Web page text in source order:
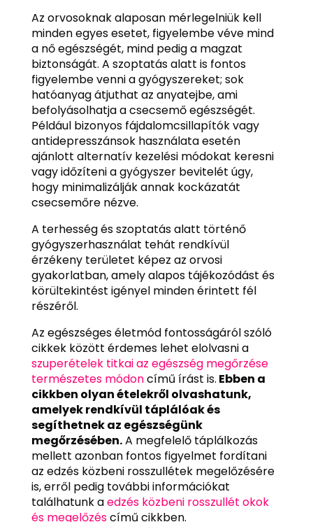
Az orvosoknak alaposan mérlegelniük kell
minden egyes esetet, figyelembe véve mind
a nő egészségét, mind pedig a magzat
biztonságát. A szoptatás alatt is fontos
figyelembe venni a gyógyszereket; sok
hatóanyag átjuthat az anyatejbe, ami
befolyásolhatja a csecsemő egészségét.
Például bizonyos fájdalomcsillapítók vagy
antidepresszánsok használata esetén
ajánlott alternatív kezelési módokat keresni
vagy időzíteni a gyógyszer bevitelét úgy,
hogy minimalizálják annak kockázatát
csecsemőre nézve.
A terhesség és szoptatás alatt történő
gyógyszerhasználat tehát rendkívül
érzékeny területet képez az orvosi
gyakorlatban, amely alapos tájékozódást és
körültekintést igényel minden érintett fél
részéről.
Az egészséges életmód fontosságáról szóló
cikkek között érdemes lehet elolvasni a
szuperételek titkai az egészség megőrzése
természetes módoncímű írást is. Ebben a
cikkben olyan ételekről olvashatunk,
amelyek rendkívül táplálóak és
segíthetnek az egészségünk
megőrzésében.A megfelelő táplálkozás
mellett azonban fontos figyelmet fordítani
az edzés közbeni rosszullétek megelőzésére
is, erről pedig további információkat
találhatunk aedzés közbeni rosszullét okok
és megelőzéscímű cikkben.